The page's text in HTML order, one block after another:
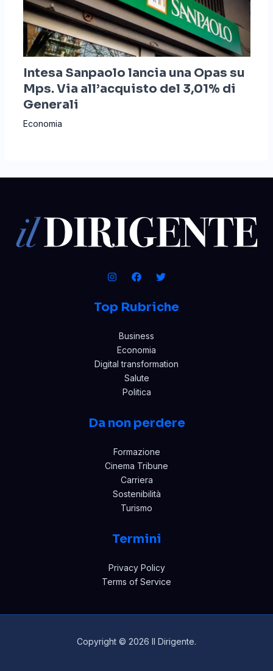
Intesa Sanpaolo lancia una Opas su
Mps. Via all’acquisto del 3,01% di
Generali
Economia
Top Rubriche
Business
Economia
Digital transformation
Salute
Politica
Da non perdere
Formazione
Cinema Tribune
Carriera
Sostenibilità
Turismo
Termini
Privacy Policy
Terms of Service
Copyright © 2026 Il Dirigente.